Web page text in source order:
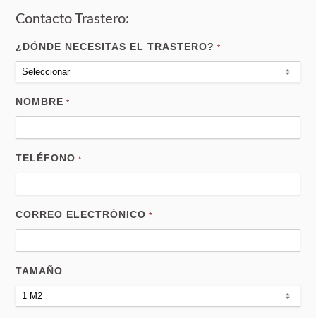
Contacto Trastero:
¿DÓNDE NECESITAS EL TRASTERO? *
Seleccionar
NOMBRE *
TELÉFONO *
CORREO ELECTRÓNICO *
TAMAÑO
1 M2